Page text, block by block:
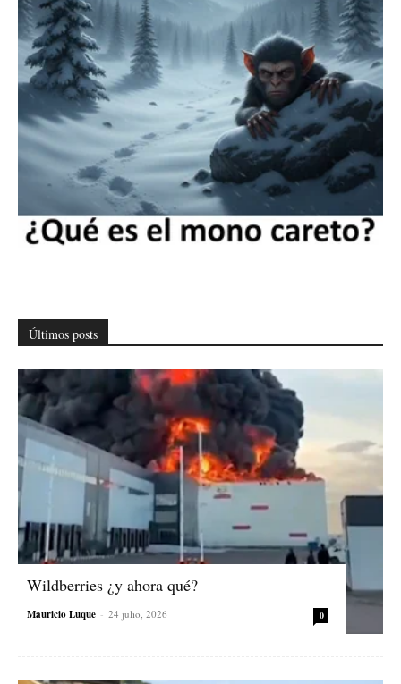
Últimos posts
Wildberries ¿y ahora qué?
Mauricio Luque - 24 julio, 2026 0